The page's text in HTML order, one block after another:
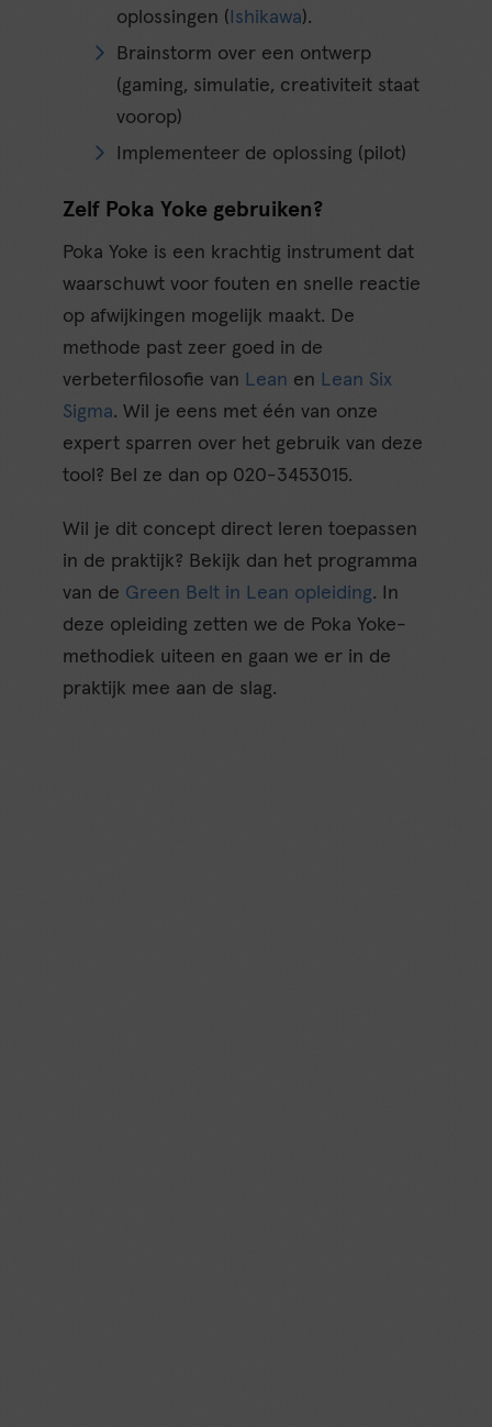
oplossingen ( Ishikawa).
Brainstorm over een ontwerp
(gaming, simulatie, creativiteit staat
voorop)
Implementeer de oplossing (pilot)
Zelf Poka Yoke gebruiken?
Poka Yoke is een krachtig instrument dat
waarschuwt voor fouten en snelle reactie
op afwijkingen mogelijk maakt. De
methode past zeer goed in de
verbeterfilosofie van Lean en Lean Six
Sigma. Wil je eens met één van onze
expert sparren over het gebruik van deze
tool? Bel ze dan op 020-3453015.
Wil je dit concept direct leren toepassen
in de praktijk? Bekijk dan het programma
van de Green Belt in Lean opleiding. In
deze opleiding zetten we de Poka Yoke-
methodiek uiteen en gaan we er in de
praktijk mee aan de slag.